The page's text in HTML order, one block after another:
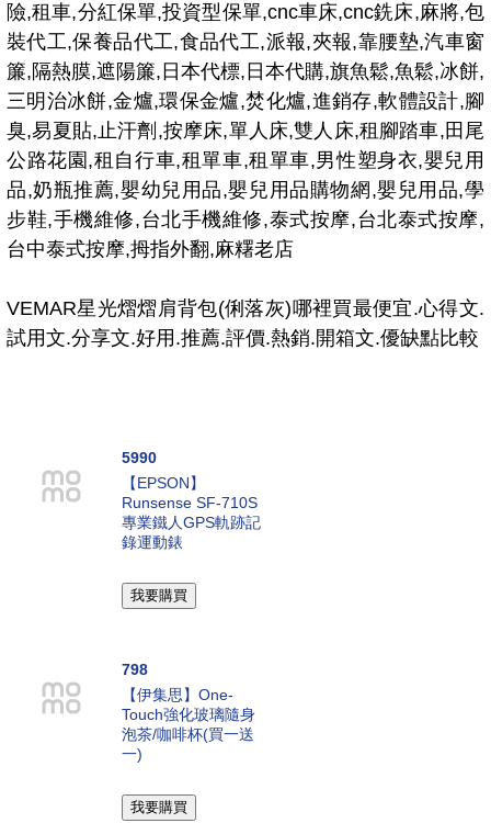
險,租車,分紅保單,投資型保單,cnc車床,cnc銑床,麻將,包
裝代工,保養品代工,食品代工,派報,夾報,靠腰墊,汽車窗
簾,隔熱膜,遮陽簾,日本代標,日本代購,旗魚鬆,魚鬆,冰餅,
三明治冰餅,金爐,環保金爐,焚化爐,進銷存,軟體設計,腳
臭,易夏貼,止汗劑,按摩床,單人床,雙人床,租腳踏車,田尾
公路花園,租自行車,租單車,租單車,男性塑身衣,嬰兒用
品,奶瓶推薦,嬰幼兒用品,嬰兒用品購物網,嬰兒用品,學
步鞋,手機維修,台北手機維修,泰式按摩,台北泰式按摩,
台中泰式按摩,拇指外翻,麻糬老店
VEMAR星光熠熠肩背包(俐落灰)哪裡買最便宜.心得文.
試用文.分享文.好用.推薦.評價.熱銷.開箱文.優缺點比較
5990
【EPSON】
Runsense SF-710S
專業鐵人GPS軌跡記
錄運動錶
798
【伊集思】One-
Touch強化玻璃隨身
泡茶/咖啡杯(買一送
一)